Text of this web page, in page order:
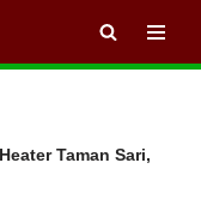
Taman Sari,